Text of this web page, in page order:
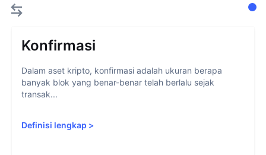
Konfirmasi
Dalam aset kripto, konfirmasi adalah ukuran berapa
banyak blok yang benar-benar telah berlalu sejak
transak...
Definisi lengkap >